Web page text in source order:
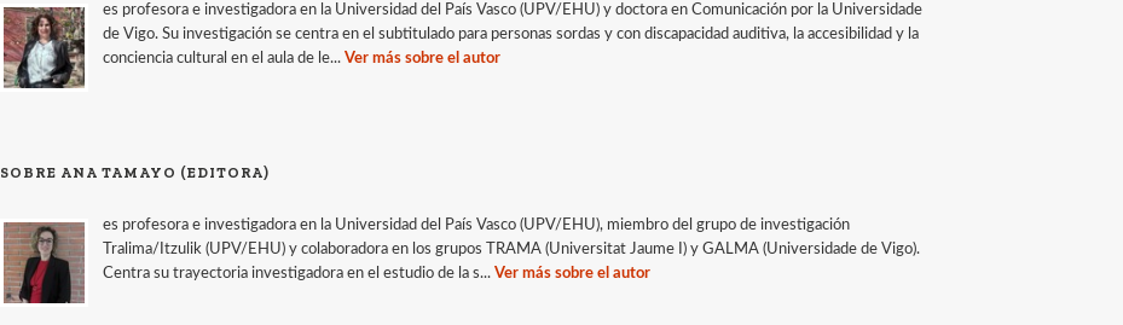
es profesora e investigadora en la Universidad del País Vasco (UPV/EHU) y doctora en Comunicación por la Universidade
de Vigo. Su investigación se centra en el subtitulado para personas sordas y con discapacidad auditiva, la accesibilidad y la
conciencia cultural en el aula de le...Ver más sobre el autor
SOBRE ANA TAMAYO (EDITORA)
es profesora e investigadora en la Universidad del País Vasco (UPV/EHU), miembro del grupo de investigación
Tralima/Itzulik (UPV/EHU) y colaboradora en los grupos TRAMA (Universitat Jaume I) y GALMA (Universidade de Vigo).
Centra su trayectoria investigadora en el estudio de la s...Ver más sobre el autor